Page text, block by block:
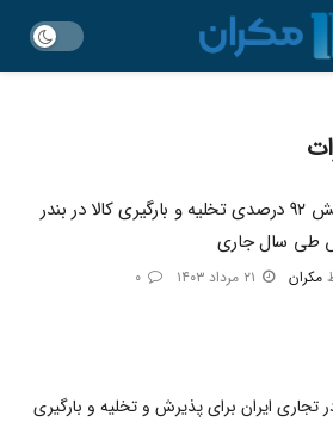
افزایش ۹۲ درصدی تخلیه و بارگیری کالا در بندر
طی سال جاری
مکران
تجاری ایران برای پذیرش و تخلیه و بارگیری